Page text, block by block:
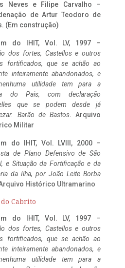
Neves e Filipe Carvalho –
de Artur Teodoro de
(Em construção)
do IHIT, Vol. LV, 1997 –
dos fortes, Castellos e outros
fortificados, que se achão ao
inteiramente abandonados, e
utilidade tem para a
do Pais, com declaração
que se podem desde já
Barão de Bastos. Arquivo
Militar
do IHIT, Vol. LVIII, 2000 –
de Plano Defensivo de São
e Situação da Fortificação e da
da Ilha, por João Leite Borba
Histórico Ultramarino
Cabrito
do IHIT, Vol. LV, 1997 –
dos fortes, Castellos e outros
fortificados, que se achão ao
inteiramente abandonados, e
utilidade tem para a